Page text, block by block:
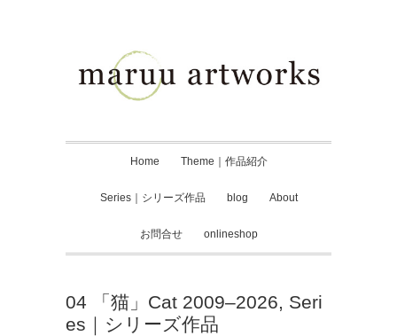
Home Theme｜作品紹介
Series｜シリーズ作品 blog About
お問合せ onlineshop
04 「猫」Cat 2009–2026, Seri
es｜シリーズ作品